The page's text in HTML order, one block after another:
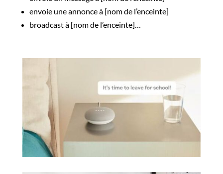
envoie une annonce à [nom de l’enceinte]
broadcast à [nom de l’enceinte]…